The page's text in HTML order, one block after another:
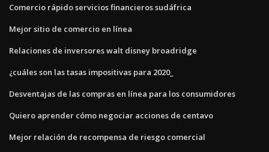
Comercio rápido servicios financieros sudáfrica
Mejor sitio de comercio en línea
Relaciones de inversores walt disney broadridge
¿cuáles son las tasas impositivas para 2020_
Desventajas de las compras en línea para los consumidores
Quiero aprender cómo negociar acciones de centavo
Mejor relación de recompensa de riesgo comercial